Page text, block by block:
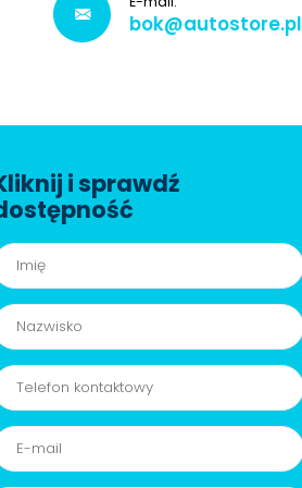
bok@autostore.pl
i sprawdź